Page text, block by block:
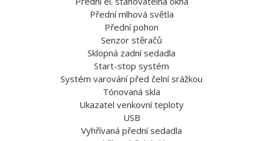
Přední mlhová světla
Přední pohon
Senzor stěračů
Sklopná zadní sedadla
Start-stop systém
Systém varování před čelní srážkou
Tónovaná skla
Ukazatel venkovní teploty
USB
Vyhřívaná přední sedadla